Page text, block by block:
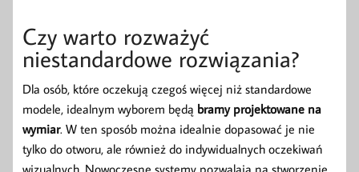
Czy warto rozważyć
niestandardowe rozwiązania?
Dla osób, które oczekują czegoś więcej niż standardowe
modele, idealnym wyborem będą bramy projektowane na
wymiar. W ten sposób można idealnie dopasować je nie
tylko do otworu, ale również do indywidualnych oczekiwań
wizualnych. Nowoczesne systemy pozwalają na stworzenie